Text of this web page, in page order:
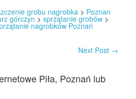
grobu nagrobka > Poznan
górczyn > sprzątanie grobów >
nagrobków Poznań
Next Post →
Piła, Poznań lub